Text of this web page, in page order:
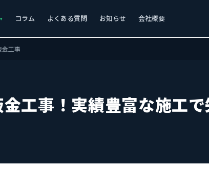
コラム よくある質問 お知らせ 会社概要
金工事
工事！実績豊富な施工